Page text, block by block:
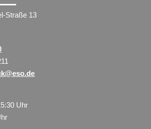
Straße 13
Uhr